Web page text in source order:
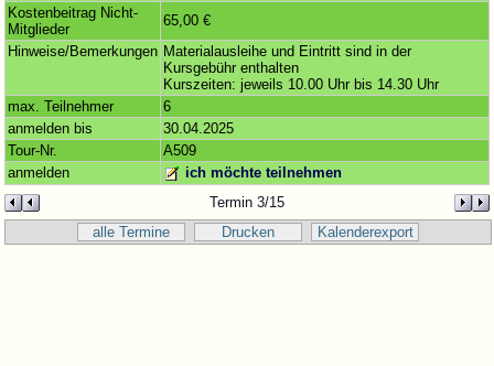
Kostenbeitrag Nicht-
Mitglieder
65,00 €
Hinweise/Bemerkungen Materialausleihe und Eintritt sind in der
Kursgebühr enthalten
Kurszeiten: jeweils 10.00 Uhr bis 14.30 Uhr
max. Teilnehmer
6
anmelden bis
30.04.2025
Tour-Nr.
A509
anmelden
ich möchte teilnehmen
Termin 3/15
alle Termine
Drucken Kalenderexport